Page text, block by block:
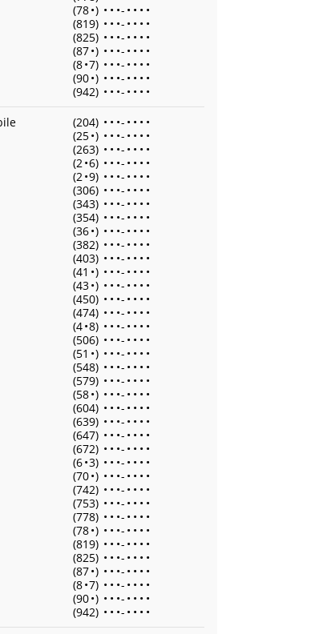
(78•) • • •- • • • •
(819) • • •- • • • •
(825) • • •- • • • •
(87•) • • •- • • • •
(8•7) • • •- • • • •
(90•) • • •- • • • •
(942) • • •- • • • •
(204) • • •- • • • •
(25•) • • •- • • • •
(263) • • •- • • • •
(2•6) • • •- • • • •
(2•9) • • •- • • • •
(306) • • •- • • • •
(343) • • •- • • • •
(354) • • •- • • • •
(36•) • • •- • • • •
(382) • • •- • • • •
(403) • • •- • • • •
(41 •) • • •- • • • •
(43•) • • •- • • • •
(450) • • •- • • • •
(474) • • •- • • • •
(4•8) • • •- • • • •
(506) • • •- • • • •
(51 •) • • •- • • • •
(548) • • •- • • • •
(579) • • •- • • • •
(58•) • • •- • • • •
(604) • • •- • • • •
(639) • • •- • • • •
(647) • • •- • • • •
(672) • • •- • • • •
(6•3) • • •- • • • •
(70•) • • •- • • • •
(742) • • •- • • • •
(753) • • •- • • • •
(778) • • •- • • • •
(78•) • • •- • • • •
(819) • • •- • • • •
(825) • • •- • • • •
(87•) • • •- • • • •
(8•7) • • •- • • • •
(90•) • • •- • • • •
(942) • • •- • • • •